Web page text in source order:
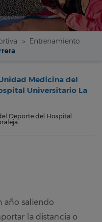
Entrenamiento
Medicina del
Universitario La
Deporte del Hospital
año saliendo
la distancia o